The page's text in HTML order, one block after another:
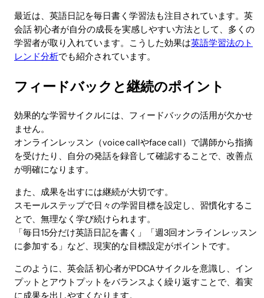
最近は、英語日記を毎日書く学習法も注目されています。英
会話 初心者が自分の成長を実感しやすい方法として、多くの
学習者が取り入れています。こうした効果は英語学習法のト
レンド分析でも紹介されています。
フィードバックと継続のポイント
効果的な学習サイクルには、フィードバックの活用が欠かせ
ません。
オンラインレッスン（voice callやface call）で講師から指摘
を受けたり、自分の発話を録音して確認することで、改善点
が明確になります。
また、成果を出すには継続が大切です。
スモールステップで日々の学習目標を設定し、習慣化するこ
とで、無理なく学び続けられます。
「毎日15分だけ英語日記を書く」「週3回オンラインレッスン
に参加する」など、現実的な目標設定がポイントです。
このように、英会話 初心者がPDCAサイクルを意識し、イン
プットとアウトプットをバランスよく繰り返すことで、着実
に成果を出しやすくなります。